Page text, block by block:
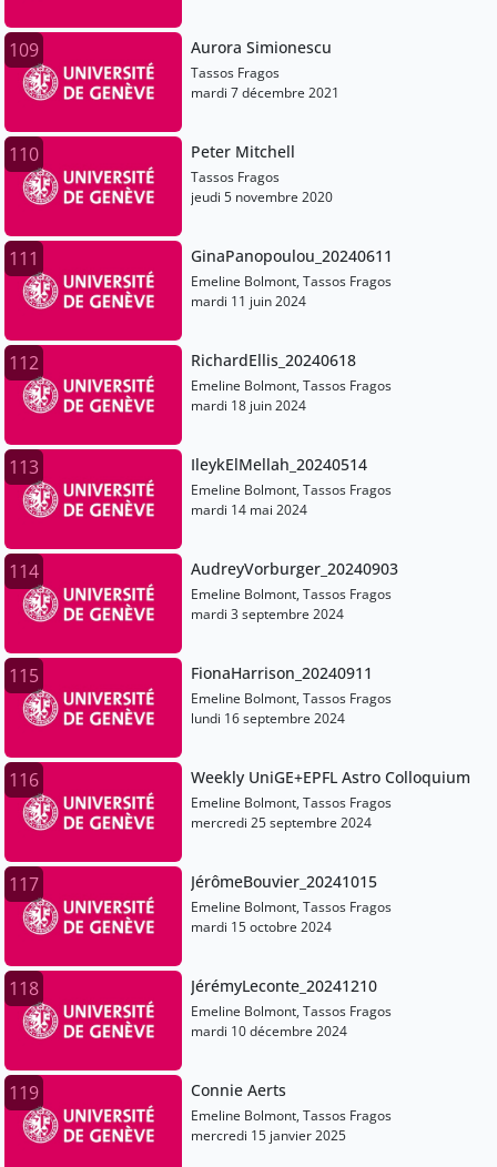
109 Aurora Simionescu
Tassos Fragos
mardi 7 décembre 2021
110 Peter Mitchell
Tassos Fragos
jeudi 5 novembre 2020
111 GinaPanopoulou_20240611
Emeline Bolmont, Tassos Fragos
mardi 11 juin 2024
112 RichardEllis_20240618
Emeline Bolmont, Tassos Fragos
mardi 18 juin 2024
113 IleykElMellah_20240514
Emeline Bolmont, Tassos Fragos
mardi 14 mai 2024
114 AudreyVorburger_20240903
Emeline Bolmont, Tassos Fragos
mardi 3 septembre 2024
115 FionaHarrison_20240911
Emeline Bolmont, Tassos Fragos
lundi 16 septembre 2024
116 Weekly UniGE+EPFL Astro Colloquium
Emeline Bolmont, Tassos Fragos
mercredi 25 septembre 2024
117 JérômeBouvier_20241015
Emeline Bolmont, Tassos Fragos
mardi 15 octobre 2024
118 JérémyLeconte_20241210
Emeline Bolmont, Tassos Fragos
mardi 10 décembre 2024
119 Connie Aerts
Emeline Bolmont, Tassos Fragos
mercredi 15 janvier 2025